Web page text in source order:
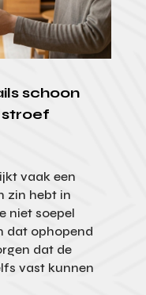
schoon
stroef
vaak een
zin hebt in
niet soepel
dat ophopend
dat de
vast kunnen